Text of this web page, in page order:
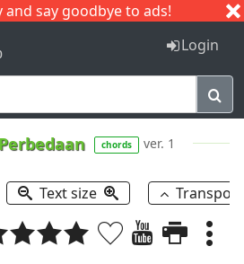
say goodbye to ads!
I J
Login
Perbedaan chords ver. 1
Text size